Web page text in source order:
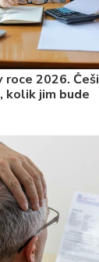
roce 2026. Češi
kolik jim bude